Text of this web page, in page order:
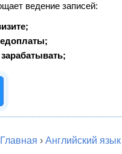
ведение записей:
Главная › Английский